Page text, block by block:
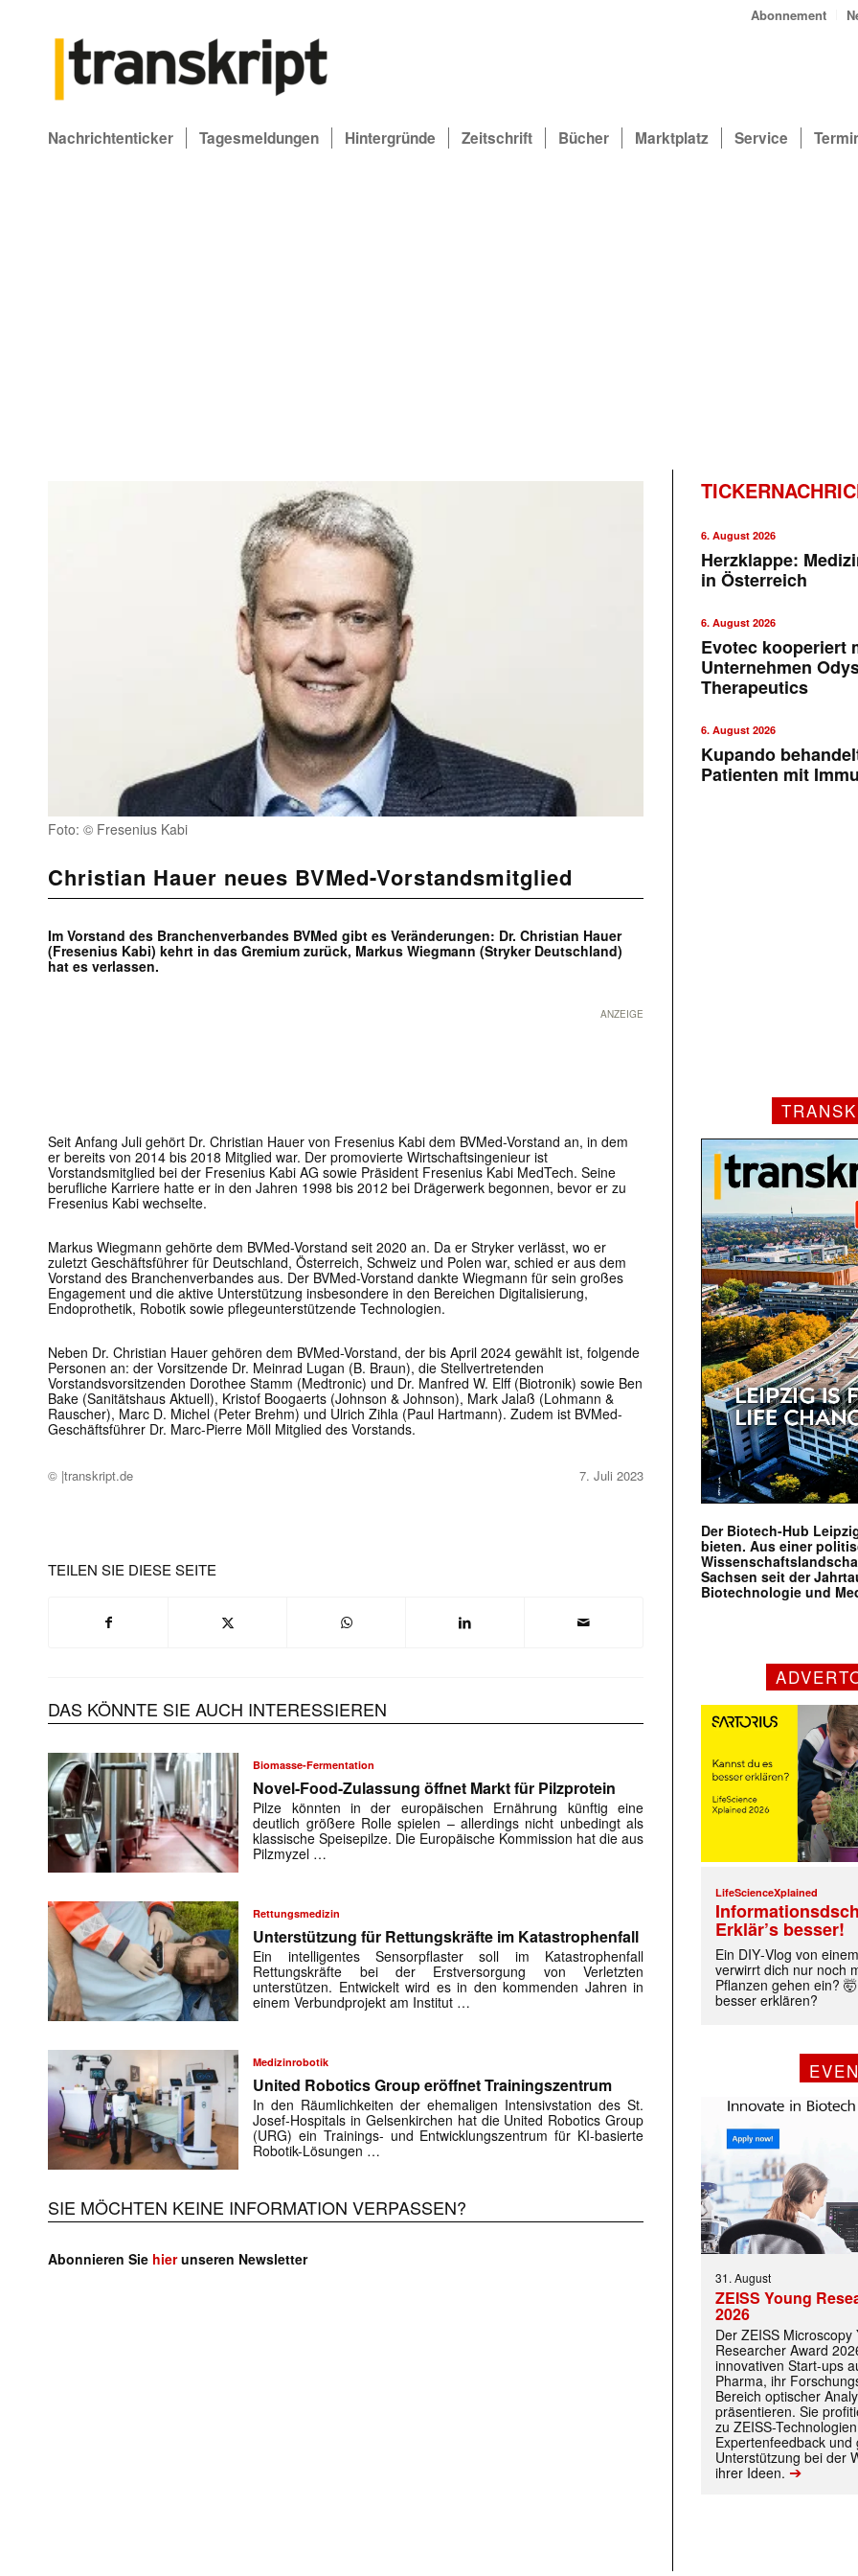
Mit dem |transkript-Newsletter jede Woche aktuell
Abonnement
Nachrichtenticker Tagesmeldungen Hintergründe Zeitschrift Bücher Marktplatz Service
Foto: © Fresenius Kabi
Christian Hauer neues BVMed-Vorstandsmitglied
Im Vorstand des Branchenverbandes BVMed gibt es Veränderungen: Dr. Christian Hauer
(Fresenius Kabi) kehrt in das Gremium zurück, Markus Wiegmann (Stryker Deutschland)
hat es verlassen.
ANZEIGE
Seit Anfang Juli gehört Dr. Christian Hauer von Fresenius Kabi dem BVMed-Vorstand an, in dem
er bereits von 2014 bis 2018 Mitglied war. Der promovierte Wirtschaftsingenieur ist
Vorstandsmitglied bei der Fresenius Kabi AG sowie Präsident Fresenius Kabi MedTech. Seine
berufliche Karriere hatte er in den Jahren 1998 bis 2012 bei Drägerwerk begonnen, bevor er zu
Fresenius Kabi wechselte.
Markus Wiegmann gehörte dem BVMed-Vorstand seit 2020 an. Da er Stryker verlässt, wo er
zuletzt Geschäftsführer für Deutschland, Österreich, Schweiz und Polen war, schied er aus dem
Vorstand des Branchenverbandes aus. Der BVMed-Vorstand dankte Wiegmann für sein großes
Engagement und die aktive Unterstützung insbesondere in den Bereichen Digitalisierung,
Endoprothetik, Robotik sowie pflegeunterstützende Technologien.
Neben Dr. Christian Hauer gehören dem BVMed-Vorstand, der bis April 2024 gewählt ist, folgende
Personen an: der Vorsitzende Dr. Meinrad Lugan (B. Braun), die Stellvertretenden
Vorstandsvorsitzenden Dorothee Stamm (Medtronic) und Dr. Manfred W. Elff (Biotronik) sowie Ben
Bake (Sanitätshaus Aktuell), Kristof Boogaerts (Johnson & Johnson), Mark Jalaß (Lohmann &
Rauscher), Marc D. Michel (Peter Brehm) und Ulrich Zihla (Paul Hartmann). Zudem ist BVMed-
Geschäftsführer Dr. Marc-Pierre Möll Mitglied des Vorstands.
© |transkript.de 7. Juli 2023
TEILEN SIE DIESE SEITE
DAS KÖNNTE SIE AUCH INTERESSIEREN
Biomasse-Fermentation
Novel-Food-Zulassung öffnet Markt für Pilzprotein
Pilze könnten in der europäischen Ernährung künftig eine
deutlich größere Rolle spielen – allerdings nicht unbedingt als
klassische Speisepilze. Die Europäische Kommission hat die aus
Pilzmyzel …
Rettungsmedizin
Unterstützung für Rettungskräfte im Katastrophenfall
Ein intelligentes Sensorpflaster soll im Katastrophenfall
Rettungskräfte bei der Erstversorgung von Verletzten
unterstützen. Entwickelt wird es in den kommenden Jahren in
einem Verbundprojekt am Institut …
Medizinrobotik
United Robotics Group eröffnet Trainingszentrum
In den Räumlichkeiten der ehemaligen Intensivstation des St.
Josef-Hospitals in Gelsenkirchen hat die United Robotics Group
(URG) ein Trainings- und Entwicklungszentrum für KI-basierte
Robotik-Lösungen …
SIE MÖCHTEN KEINE INFORMATION VERPASSEN?
Abonnieren Sie hierunseren Newsletter
6. August 2026
Herzklappe:
in Österreich
6. August 2026
Evotec kooperiert
Unternehmen
Therapeutics
6. August 2026
Kupando
Patienten mit
Der Biotech-Hub
bieten. Aus einer
Sachsen seit der
Biotechnologie und
LifeScienceXplained
Erklär’s besser!
Ein DIY‑Vlog von
verwirrt dich nur noch
Pflanzen gehen ein?
besser erklären?
31. August
ZEISS Young
2026
Der ZEISS Microscopy
Researcher Award
innovativen Start-ups
Pharma, ihr
Bereich optischer
präsentieren. Sie
zu ZEISS-
Expertenfeedback und
Unterstützung bei der
ihrer Ideen. ➔